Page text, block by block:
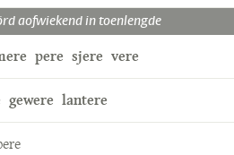
aofwiekend in toenlengde
pere sjere vere
gewere lantere